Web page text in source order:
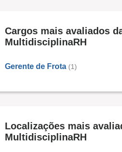
Cargos mais avaliados
MultidisciplinaRH
Gerente de Frota (1)
Localizações mais
MultidisciplinaRH